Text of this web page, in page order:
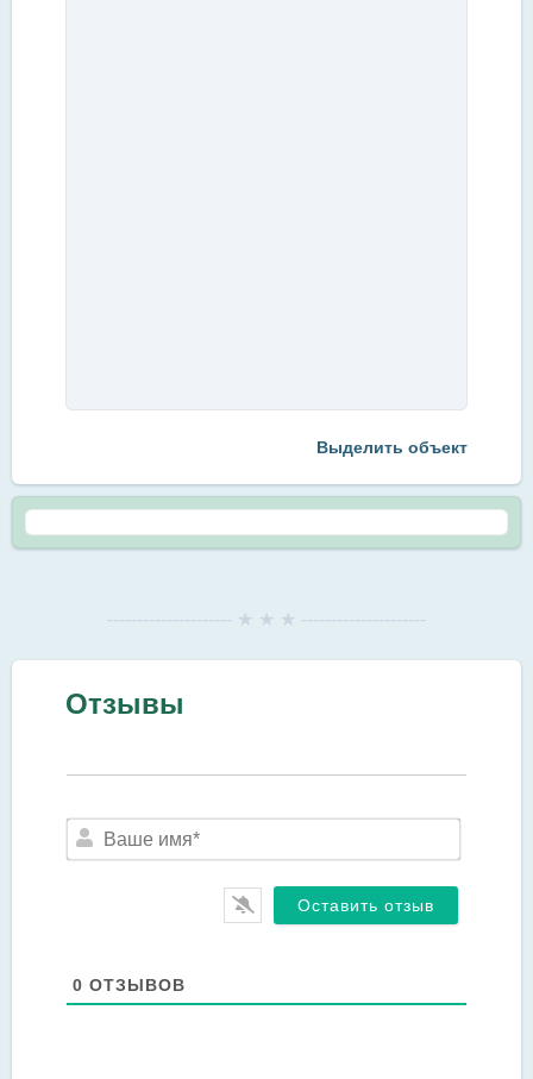
Выделить объект
--------------------- ★ ★ ★ ---------------------
Отзывы
Ваше
0 ОТЗЫВОВ